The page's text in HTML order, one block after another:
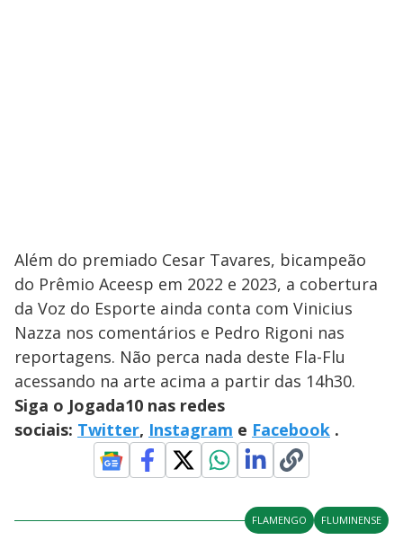
Além do premiado Cesar Tavares, bicampeão
do Prêmio Aceesp em 2022 e 2023, a cobertura
da Voz do Esporte ainda conta com Vinicius
Nazza nos comentários e Pedro Rigoni nas
reportagens. Não perca nada deste Fla-Flu
acessando na arte acima a partir das 14h30.
Siga o Jogada10 nas redes
sociais: Twitter, Instagram e Facebook .
FLAMENGO FLUMINENSE